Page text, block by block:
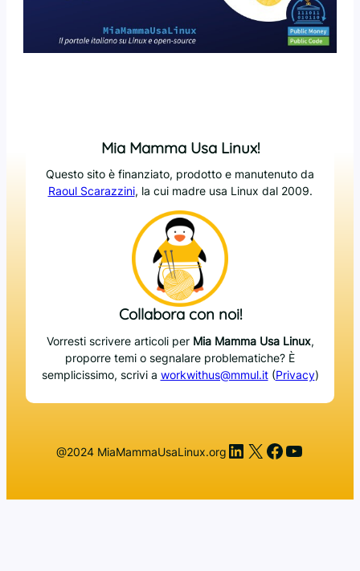
Mia Mamma Usa Linux!
Questo sito è finanziato, prodotto e manutenuto da
Raoul Scarazzini, la cui madre usa Linux dal 2009.
Collabora con noi!
Vorresti scrivere articoli per Mia Mamma Usa Linux,
proporre temi o segnalare problematiche? È
semplicissimo, scrivi a workwithus@mmul.it(Privacy)
@2024 MiaMammaUsaLinux.org LinkedIn
X Facebook